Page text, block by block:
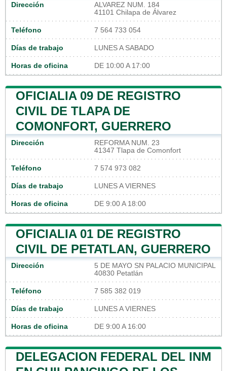
Dirección
ALVAREZ NUM. 184
41101 Chilapa de Álvarez
Teléfono 7 564 733 054
Días de trabajo LUNES A SABADO
Horas de oficina DE 10:00 A 17:00
OFICIALIA 09 DE REGISTRO
CIVIL DE TLAPA DE
COMONFORT, GUERRERO
Dirección
REFORMA NUM. 23
41347 Tlapa de Comonfort
Teléfono 7 574 973 082
Días de trabajo LUNES A VIERNES
Horas de oficina DE 9:00 A 18:00
OFICIALIA 01 DE REGISTRO
CIVIL DE PETATLAN, GUERRERO
Dirección
5 DE MAYO SN PALACIO MUNICIPAL
40830 Petatlán
Teléfono 7 585 382 019
Días de trabajo LUNES A VIERNES
Horas de oficina DE 9:00 A 16:00
DELEGACION FEDERAL DEL INM